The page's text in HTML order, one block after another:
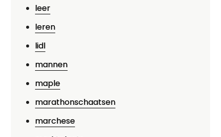
leer
leren
lidl
mannen
maple
marathonschaatsen
marchese